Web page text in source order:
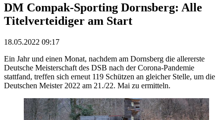
DM Compak-Sporting Dornsberg: Alle
Titelverteidiger am Start
18.05.2022 09:17
Ein Jahr und einen Monat, nachdem am Dornsberg die allererste
Deutsche Meisterschaft des DSB nach der Corona-Pandemie
stattfand, treffen sich erneut 119 Schützen an gleicher Stelle, um die
Deutschen Meister 2022 am 21./22. Mai zu ermitteln.